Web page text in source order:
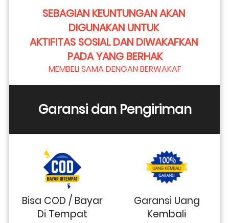
SEBAGIAN KEUNTUNGAN AKAN
DIGUNAKAN UNTUK
AKTIFITAS SOSIAL DAN DIWAKAFKAN
PADA YANG BERHAK
MEMBELI SAMA DENGAN BERWAKAF
Garansi dan Pengiriman
Bisa COD / Bayar
Di Tempat
Garansi Uang
Kembali